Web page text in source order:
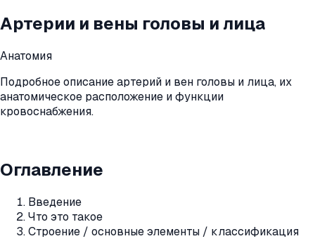
Артерии и вены головы и лица
Анатомия
Подробное описание артерий и вен головы и лица, их
анатомическое расположение и функции
кровоснабжения.
Оглавление
Введение
Что это такое
Строение / основные элементы / классификация